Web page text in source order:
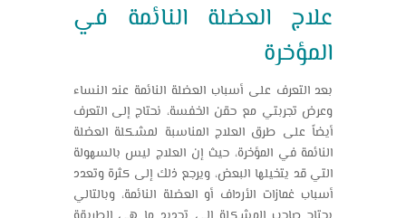
علاج العضلة النائمة في
المؤخرة
بعد التعرف على أسباب العضلة النائمة عند النساء
وعرض تجربتي مع حقن الخفسة، نحتاج إلى التعرف
أيضاً على طرق العلاج المناسبة لمشكلة العضلة
النائمة في المؤخرة، حيث إن العلاج ليس بالسهولة
التي قد يتخيلها البعض، ويرجع ذلك إلى كثرة وتعدد
أسباب غمازات الأرداف أو العضلة النائمة، وبالتالي